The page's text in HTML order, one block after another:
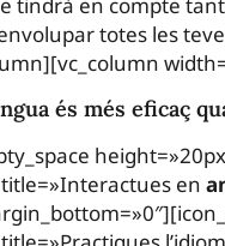
totes les
és més eficaç
en